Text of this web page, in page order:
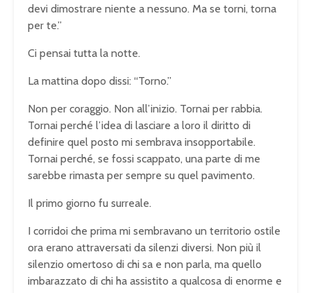
devi dimostrare niente a nessuno. Ma se torni, torna
per te.”
Ci pensai tutta la notte.
La mattina dopo dissi: “Torno.”
Non per coraggio. Non all’inizio. Tornai per rabbia.
Tornai perché l’idea di lasciare a loro il diritto di
definire quel posto mi sembrava insopportabile.
Tornai perché, se fossi scappato, una parte di me
sarebbe rimasta per sempre su quel pavimento.
Il primo giorno fu surreale.
I corridoi che prima mi sembravano un territorio ostile
ora erano attraversati da silenzi diversi. Non più il
silenzio omertoso di chi sa e non parla, ma quello
imbarazzato di chi ha assistito a qualcosa di enorme e